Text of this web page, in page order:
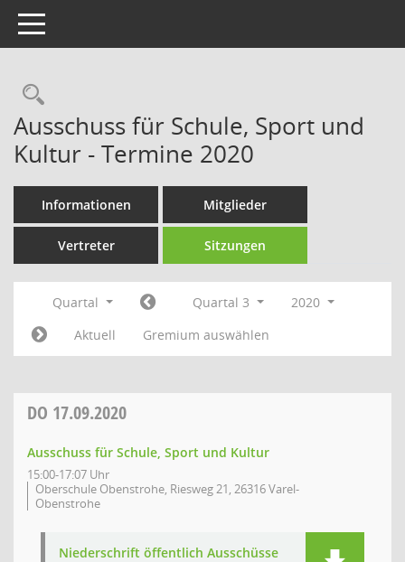
Toggle navigation
Rechercheauswahl
Ausschuss für Schule, Sport und
Kultur - Termine 2020
Informationen Mitglieder
Vertreter Sitzungen
Quartal Quartal 3
2020
Aktuell
Gremium auswählen
DO 17.09.2020
Ausschuss für Schule, Sport und Kultur
15:00-17:07 Uhr
Oberschule Obenstrohe, Riesweg 21, 26316 Varel-
Obenstrohe
Niederschrift öffentlich Ausschüsse